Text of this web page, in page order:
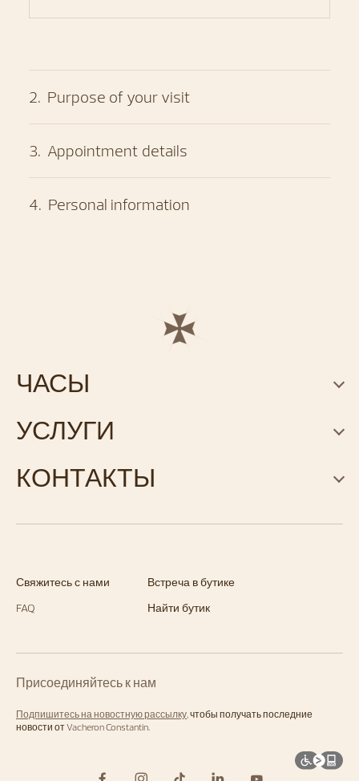
2. Purpose of your visit
3. Appointment details
4. Personal information
Свяжитесь с нами
Встреча в бутике
FAQ
Найти бутик
Присоединяйтесь к нам
Подпишитесь на новостную рассылку, чтобы получать последние
новости от Vacheron Constantin.
ЧАСЫ
УСЛУГИ
КОНТАКТЫ